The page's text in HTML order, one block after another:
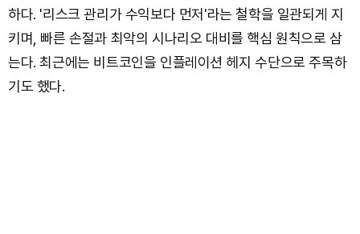
하다. '리스크 관리가 수익보다 먼저'라는 철학을 일관되게 지
키며, 빠른 손절과 최악의 시나리오 대비를 핵심 원칙으로 삼
는다. 최근에는 비트코인을 인플레이션 헤지 수단으로 주목하
기도 했다.